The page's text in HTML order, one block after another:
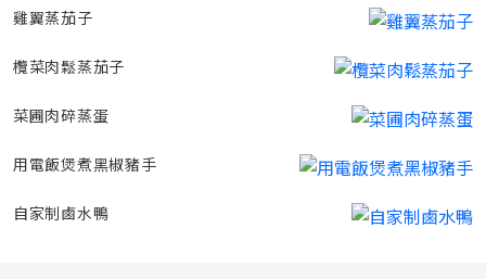
雞翼蒸茄子
欖菜肉鬆蒸茄子
菜圃肉碎蒸蛋
用電飯煲煮黑椒豬手
自家制鹵水鴨